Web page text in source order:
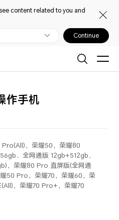
content related to you and
Continue
作手机
，荣耀50，荣耀80
、全网通版 12gb+512gb、
，荣耀80 Pro 直屏版(全网通
50 Pro，荣耀70，荣耀60，荣
，荣耀70 Pro+，荣耀70